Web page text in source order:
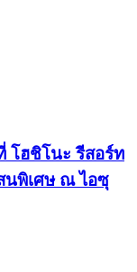
โฮชิโนะ รีสอร์ท
นพิเศษ ณ ไอซุ